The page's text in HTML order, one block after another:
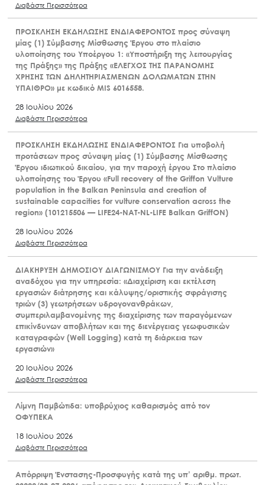
Διαβάστε Περισσότερα
ΠΡΟΣΚΛΗΣΗ ΕΚΔΗΛΩΣΗΣ ΕΝΔΙΑΦΕΡΟΝΤΟΣ προς σύναψη
μίας (1) Σύμβασης Μίσθωσης Έργου στο πλαίσιο
υλοποίησης του Υποέργου 1: «Υποστήριξη της λειτουργίας
της Πράξης» της Πράξης «ΕΛΕΓΧΟΣ ΤΗΣ ΠΑΡΑΝΟΜΗΣ
ΧΡΗΣΗΣ ΤΩΝ ΔΗΛΗΤΗΡΙΑΣΜΕΝΩΝ ΔΟΛΩΜΑΤΩΝ ΣΤΗΝ
ΥΠΑΙΘΡΟ» με κωδικό MIS 6016558.
28 Ιουλίου 2026
Διαβάστε Περισσότερα
ΠΡΟΣΚΛΗΣΗ ΕΚΔΗΛΩΣΗΣ ΕΝΔΙΑΦΕΡΟΝΤΟΣ Για υποβολή
προτάσεων προς σύναψη μίας (1) Σύμβασης Μίσθωσης
Έργου ιδιωτικού δικαίου, για την παροχή έργου Στο πλαίσιο
υλοποίησης του Έργου «Full recovery of the Griffon Vulture
population in the Balkan Peninsula and creation of
sustainable capacities for vulture conservation across the
region» (101215506 — LIFE24-NAT-NL-LIFE Balkan GriffON)
28 Ιουλίου 2026
Διαβάστε Περισσότερα
ΔΙΑΚΗΡΥΞΗ ΔΗΜΟΣΙΟΥ ΔΙΑΓΩΝΙΣΜΟΥ Για την ανάδειξη
αναδόχου για την υπηρεσία: «Διαχείριση και εκτέλεση
εργασιών διάτρησης και κάλυψης/οριστικής σφράγισης
τριών (3) γεωτρήσεων υδρογονανθράκων,
συμπεριλαμβανομένης της διαχείρισης των παραγόμενων
επικίνδυνων αποβλήτων και της διενέργειας γεωφυσικών
καταγραφών (Well Logging) κατά τη διάρκεια των
εργασιών»
20 Ιουλίου 2026
Διαβάστε Περισσότερα
Λίμνη Παμβώτιδα: υποβρύχιος καθαρισμός από τον
ΟΦΥΠΕΚΑ
18 Ιουλίου 2026
Διαβάστε Περισσότερα
Απόρριψη Ένστασης-Προσφυγής κατά της υπ’ αριθμ. πρωτ.